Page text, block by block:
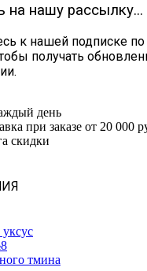
на нашу рассылку...
к нашей подписке
получать
день
при заказе от 20 000
скидки
тмина